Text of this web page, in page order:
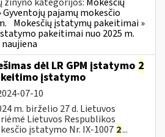
pajamų mokesčio
Mokesčių įstatymų pakeitimai »
pakeitimai nuo 2025 m.
dėl LR GPM įstatymo 2
įstatymo
07-10
m. birželio 27 d. Lietuvos
Lietuvos Respublikos
įstatymo Nr. IX-1007 2...